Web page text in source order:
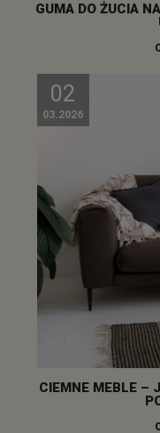
GUMA DO ŻUCIA
02
03.2026
CIEMNE MEBLE –